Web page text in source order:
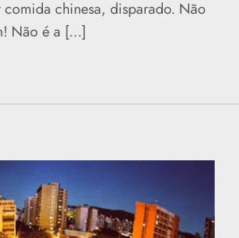
comida chinesa, disparado. Não
Não é a […]